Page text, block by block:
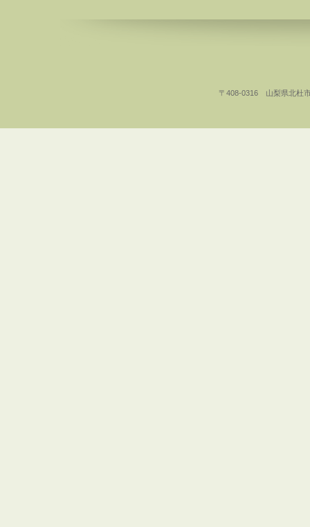
〒408-0316 山梨県北杜